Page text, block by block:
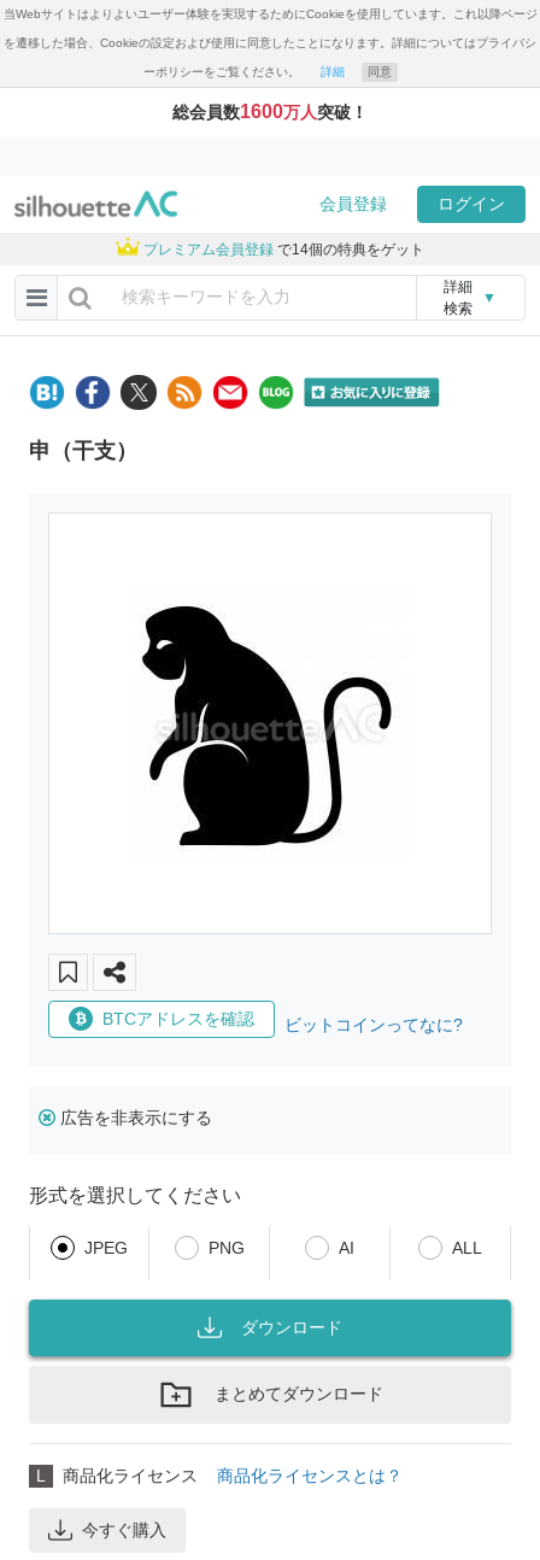
当Webサイトはよりよいユーザー体験を実現するためにCookieを使用しています。これ以降ページ
を遷移した場合、Cookieの設定および使用に同意したことになります。詳細についてはプライバシ
ーポリシーをご覧ください。 詳細 同意
総会員数1600万人突破！
会員登録 ログイン
プレミアム会員登録 で14個の特典をゲット
詳細
検索
▼
申（干支）
BTCアドレスを確認 ビットコインってなに?
広告を非表示にする
形式を選択してください
JPEG PNG AI ALL
ダウンロード
まとめてダウンロード
L 商品化ライセンス 商品化ライセンスとは？
今すぐ購入